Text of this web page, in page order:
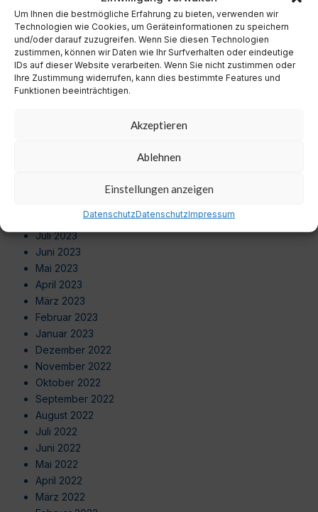
Um Ihnen die bestmögliche Erfahrung zu bieten, verwenden wir
Technologien wie Cookies, um Geräteinformationen zu speichern
und/oder darauf zuzugreifen. Wenn Sie diesen Technologien
zustimmen, können wir Daten wie Ihr Surfverhalten oder eindeutige
IDs auf dieser Website verarbeiten. Wenn Sie nicht zustimmen oder
Ihre Zustimmung widerrufen, kann dies bestimmte Features und
Funktionen beeinträchtigen.
Akzeptieren
Ablehnen
Einstellungen anzeigen
DatenschutzDatenschutzImpressum
August 2024
Juli 2024
Juni 2024
Mai 2024
April 2024
August 2023
Juli 2023
Juni 2023
Mai 2023
April 2023
März 2023
Februar 2023
Januar 2023
Dezember 2022
November 2022
Oktober 2022
September 2022
August 2022
Juli 2022
Juni 2022
Mai 2022
April 2022
März 2022